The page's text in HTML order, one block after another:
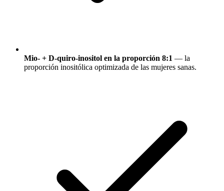
Mio- + D-quiro-inositol en la proporción 8:1 — la
proporción inositólica optimizada de las mujeres sanas.